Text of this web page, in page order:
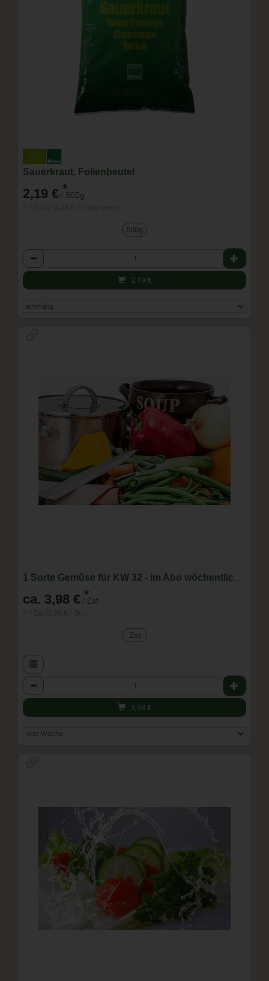
Sauerkraut, Folienbeutel
2,19 € *
/ 500g
500g
Anzahl
2,19 €
ca. 3,98 € *
/ Zst
Zst
Anzahl
3,98 €